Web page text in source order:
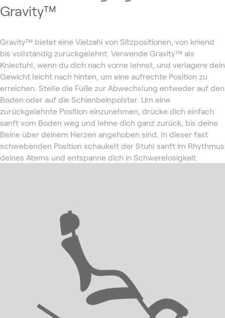
Gravity™
Gravity™ bietet eine Vielzahl von Sitzpositionen, von kniend
bis vollständig zurückgelehnt. Verwende Gravity™ als
Kniestuhl, wenn du dich nach vorne lehnst, und verlagere dein
Gewicht leicht nach hinten, um eine aufrechte Position zu
erreichen. Stelle die Füße zur Abwechslung entweder auf den
Boden oder auf die Schienbeinpolster. Um eine
zurückgelehnte Position einzunehmen, drücke dich einfach
sanft vom Boden weg und lehne dich ganz zurück, bis deine
Beine über deinem Herzen angehoben sind. In dieser fast
schwebenden Position schaukelt der Stuhl sanft im Rhythmus
deines Atems und entspanne dich in Schwerelosigkeit.